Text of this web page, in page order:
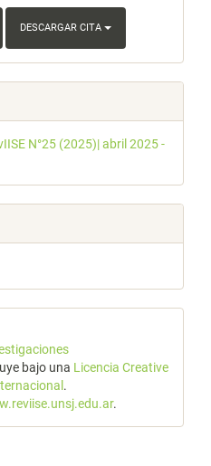
DESCARGAR CITA
N°25 (2025)| abril 2025 -
bajo una Licencia Creative
.
.